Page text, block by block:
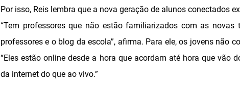
Por isso, Reis lembra que a nova geração de alunos conectados
“Tem professores que não estão familiarizados com as
professores e o blog da escola”, afirma. Para ele, os jovens não
“Eles estão online desde a hora que acordam até hora que vão
da internet do que ao vivo.”